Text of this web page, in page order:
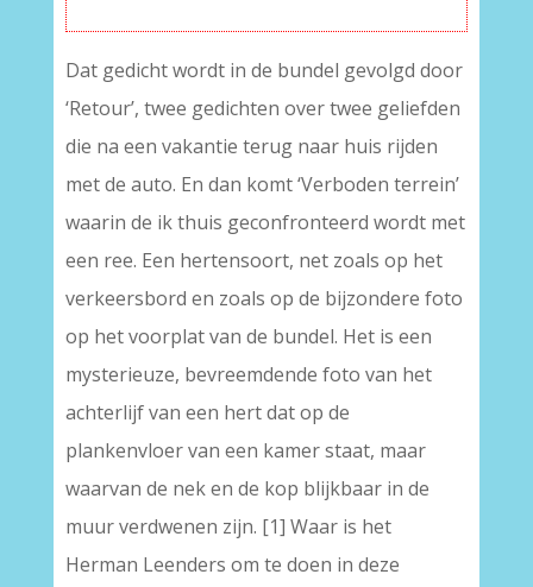
Dat gedicht wordt in de bundel gevolgd door
‘Retour’, twee gedichten over twee geliefden
die na een vakantie terug naar huis rijden
met de auto. En dan komt ‘Verboden terrein’
waarin de ik thuis geconfronteerd wordt met
een ree. Een hertensoort, net zoals op het
verkeersbord en zoals op de bijzondere foto
op het voorplat van de bundel. Het is een
mysterieuze, bevreemdende foto van het
achterlijf van een hert dat op de
plankenvloer van een kamer staat, maar
waarvan de nek en de kop blijkbaar in de
muur verdwenen zijn. [1] Waar is het
Herman Leenders om te doen in deze